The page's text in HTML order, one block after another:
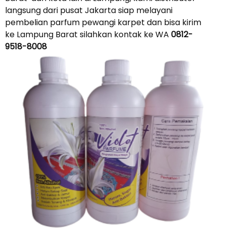
langsung dari pusat Jakarta siap melayani
pembelian parfum pewangi karpet dan bisa kirim
ke Lampung Barat silahkan kontak ke WA 0812-
9518-8008